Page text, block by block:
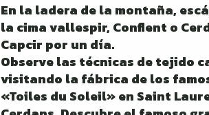
En la ladera de la montaña,
la cima vallespir, Conflent o
Capcir por un día.
Observe las técnicas de tejido
visitando la fábrica de los
«Toiles du Soleil» en Saint